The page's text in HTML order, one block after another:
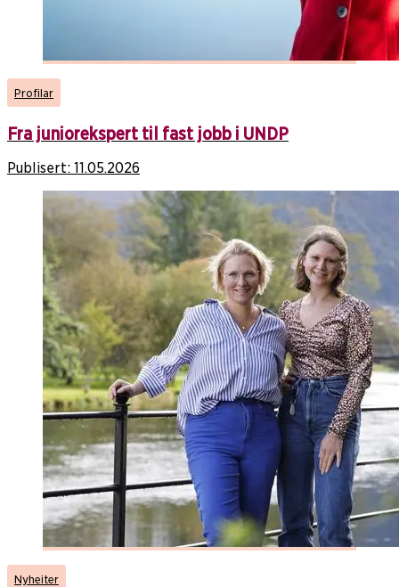
Profilar
Fra juniorekspert til fast jobb i UNDP
Publisert: 11.05.2026
Nyheiter